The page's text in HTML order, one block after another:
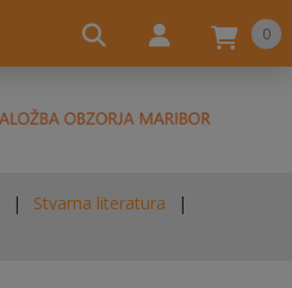
0
Stvarna literatura